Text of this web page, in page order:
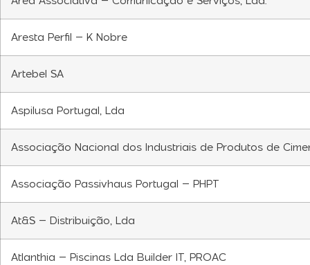
Aresta Perfil – K Nobre
Artebel SA
Aspilusa Portugal, Lda
Associação Nacional dos Industriais de Produtos de
Associação Passivhaus Portugal – PHPT
At&S – Distribuição, Lda
Atlanthia – Piscinas Lda Builder IT, PROAC